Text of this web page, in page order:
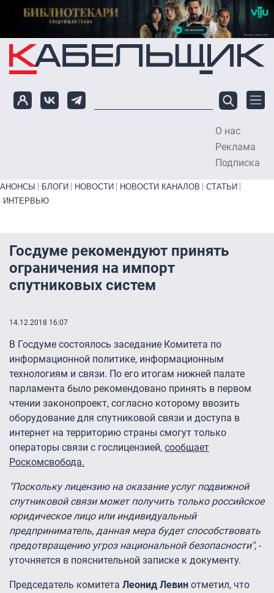
Перейти к основному содержанию
О нас
Реклама
Подписка
Primary links bottom
АНОНСЫ БЛОГИ НОВОСТИ НОВОСТИ КАНАЛОВ
СТАТЬИ
ИНТЕРВЬЮ
Госдуме рекомендуют принять
ограничения на импорт
спутниковых систем
14.12.2018 16:07
В Госдуме состоялось заседание Комитета по
информационной политике, информационным
технологиям и связи. По его итогам нижней палате
парламента было рекомендовано принять в первом
чтении законопроект, согласно которому ввозить
оборудование для спутниковой связи и доступа в
интернет на территорию страны смогут только
операторы связи с гослицензией, сообщает
Роскомсвобода.
"Поскольку лицензию на оказание услуг подвижной
спутниковой связи может получить только российское
юридическое лицо или индивидуальный
предприниматель, данная мера будет способствовать
предотвращению угроз национальной безопасности", -
уточняется в пояснительной записке к документу.
Председатель комитета Леонид Левин отметил, что